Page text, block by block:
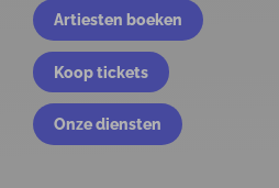
Artiesten boeken
Koop tickets
Onze diensten